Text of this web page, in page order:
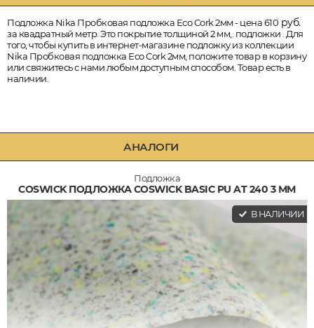
Подложка Nika Пробковая подложка Eco Cork 2мм - цена 610 руб.
за квадратный метр. Это покрытие толщиной 2 мм,. подложки . Для
того, чтобы купить в интернет-магазине подложку из коллекции
Nika Пробковая подложка Eco Cork 2мм, положите товар в корзину
или свяжитесь с нами любым доступным способом. Товар есть в
наличии.
АНАЛОГИ
Подложка
COSWICK ПОДЛОЖКА COSWICK BASIC PU AT 240 3 ММ
В НАЛИЧИИ